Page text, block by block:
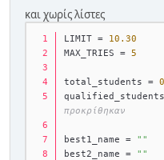
break
το όριο
tries_used,
# ---
και χωρίς λίστες
LIMIT = 10.30
MAX_TRIES = 5
total_students = 0
προκρίθηκαν
best1_name = ""
best2_name = ""